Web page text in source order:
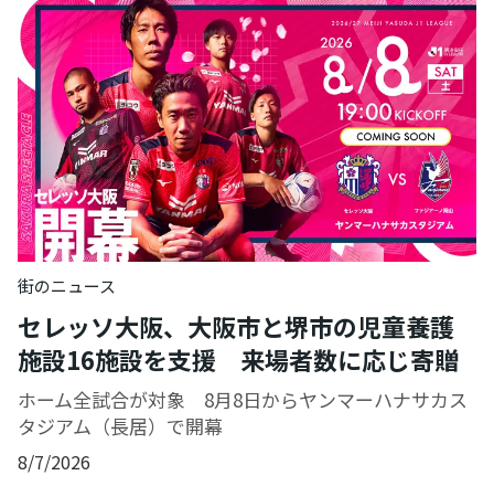
街のニュース
セレッソ大阪、大阪市と堺市の児童養護
施設16施設を支援 来場者数に応じ寄贈
ホーム全試合が対象 8月8日からヤンマーハナサカス
タジアム（長居）で開幕
8/7/2026